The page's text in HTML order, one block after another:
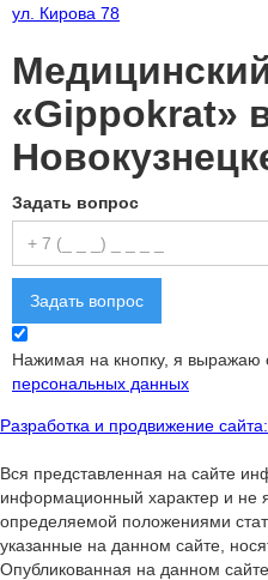
ул. Кирова 78
«Gippokrat»
Задать вопрос
Нажимая на кнопку, я выражаю
персональных данных
Разработка и продвижение сайта:
Вся представленная на сайте
информационный характер и не
определяемой положениями
указанные на данном сайте,
Опубликованная на данном